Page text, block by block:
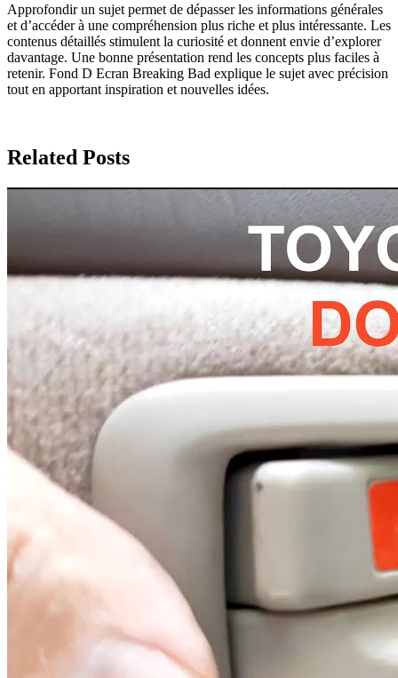
Approfondir un sujet permet de dépasser les informations générales
et d’accéder à une compréhension plus riche et plus intéressante. Les
contenus détaillés stimulent la curiosité et donnent envie d’explorer
davantage. Une bonne présentation rend les concepts plus faciles à
retenir. Fond D Ecran Breaking Bad explique le sujet avec précision
tout en apportant inspiration et nouvelles idées.
Related Posts